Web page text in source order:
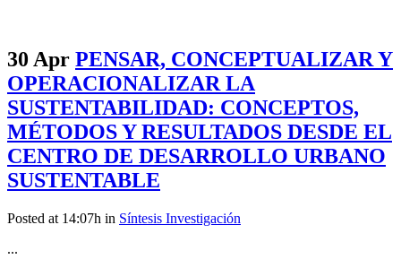
30 Apr PENSAR, CONCEPTUALIZAR Y
OPERACIONALIZAR LA
SUSTENTABILIDAD: CONCEPTOS,
MÉTODOS Y RESULTADOS DESDE EL
CENTRO DE DESARROLLO URBANO
SUSTENTABLE
Posted at 14:07h in Síntesis Investigación
...